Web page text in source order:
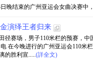
晚结束的广州亚运会女曲决赛
演绎王者归来
径赛场，男子110米栏的预赛，
在今晚进行的广州亚运会110米
的胜利宣.....(詳全文)